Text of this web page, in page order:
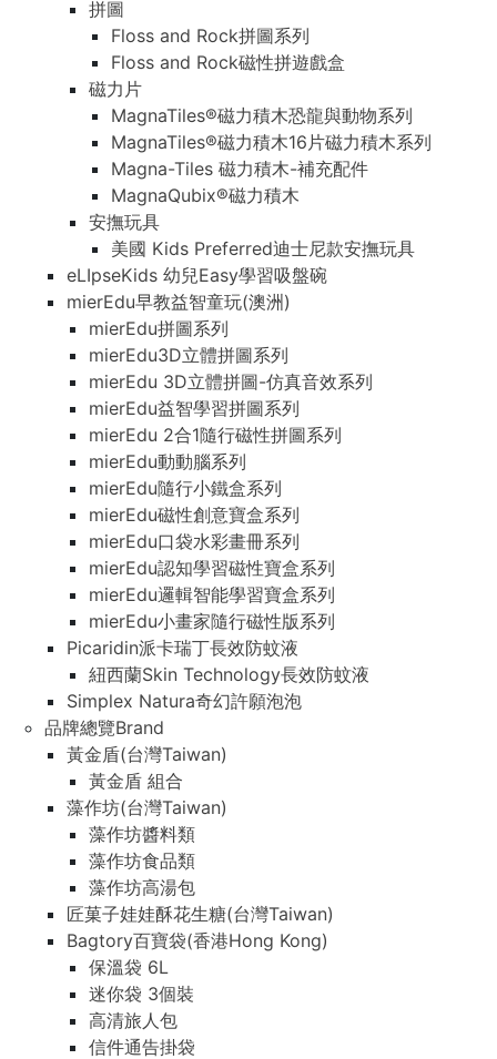
拼圖
Floss and Rock拼圖系列
Floss and Rock磁性拼遊戲盒
磁力片
MagnaTiles®磁力積木恐龍與動物系列
MagnaTiles®磁力積木16片磁力積木系列
Magna-Tiles 磁力積木-補充配件
MagnaQubix®磁力積木
安撫玩具
美國 Kids Preferred迪士尼款安撫玩具
eLIpseKids 幼兒Easy學習吸盤碗
mierEdu早教益智童玩(澳洲)
mierEdu拼圖系列
mierEdu3D立體拼圖系列
mierEdu 3D立體拼圖-仿真音效系列
mierEdu益智學習拼圖系列
mierEdu 2合1隨行磁性拼圖系列
mierEdu動動腦系列
mierEdu隨行小鐵盒系列
mierEdu磁性創意寶盒系列
mierEdu口袋水彩畫冊系列
mierEdu認知學習磁性寶盒系列
mierEdu邏輯智能學習寶盒系列
mierEdu小畫家隨行磁性版系列
Picaridin派卡瑞丁長效防蚊液
紐西蘭Skin Technology長效防蚊液
Simplex Natura奇幻許願泡泡
品牌總覽Brand
黃金盾(台灣Taiwan)
黃金盾 組合
藻作坊(台灣Taiwan)
藻作坊醬料類
藻作坊食品類
藻作坊高湯包
匠菓子娃娃酥花生糖(台灣Taiwan)
Bagtory百寶袋(香港Hong Kong)
保溫袋 6L
迷你袋 3個裝
高清旅人包
信件通告掛袋